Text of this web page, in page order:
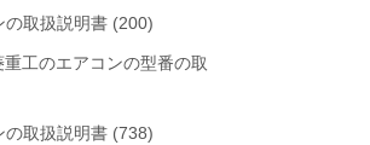
の取扱説明書 (200)
工のエアコンの型番の取
の取扱説明書 (738)